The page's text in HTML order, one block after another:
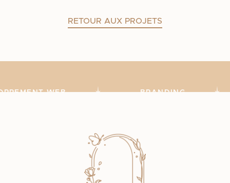
RETOUR AUX PROJETS
WEB BRANDING